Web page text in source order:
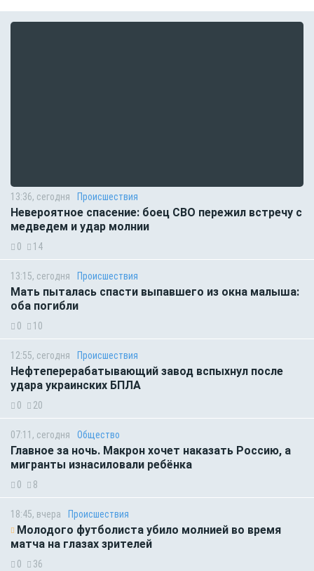
13:36, сегодня Происшествия
Невероятное спасение: боец СВО пережил встречу с
медведем и удар молнии
0 14
13:15, сегодня Происшествия
Мать пыталась спасти выпавшего из окна малыша:
оба погибли
0 10
12:55, сегодня Происшествия
Нефтеперерабатывающий завод вспыхнул после
удара украинских БПЛА
0 20
07:11, сегодня Общество
Главное за ночь. Макрон хочет наказать Россию, а
мигранты изнасиловали ребёнка
0 8
18:45, вчера Происшествия
Молодого футболиста убило молнией во время
матча на глазах зрителей
0 36